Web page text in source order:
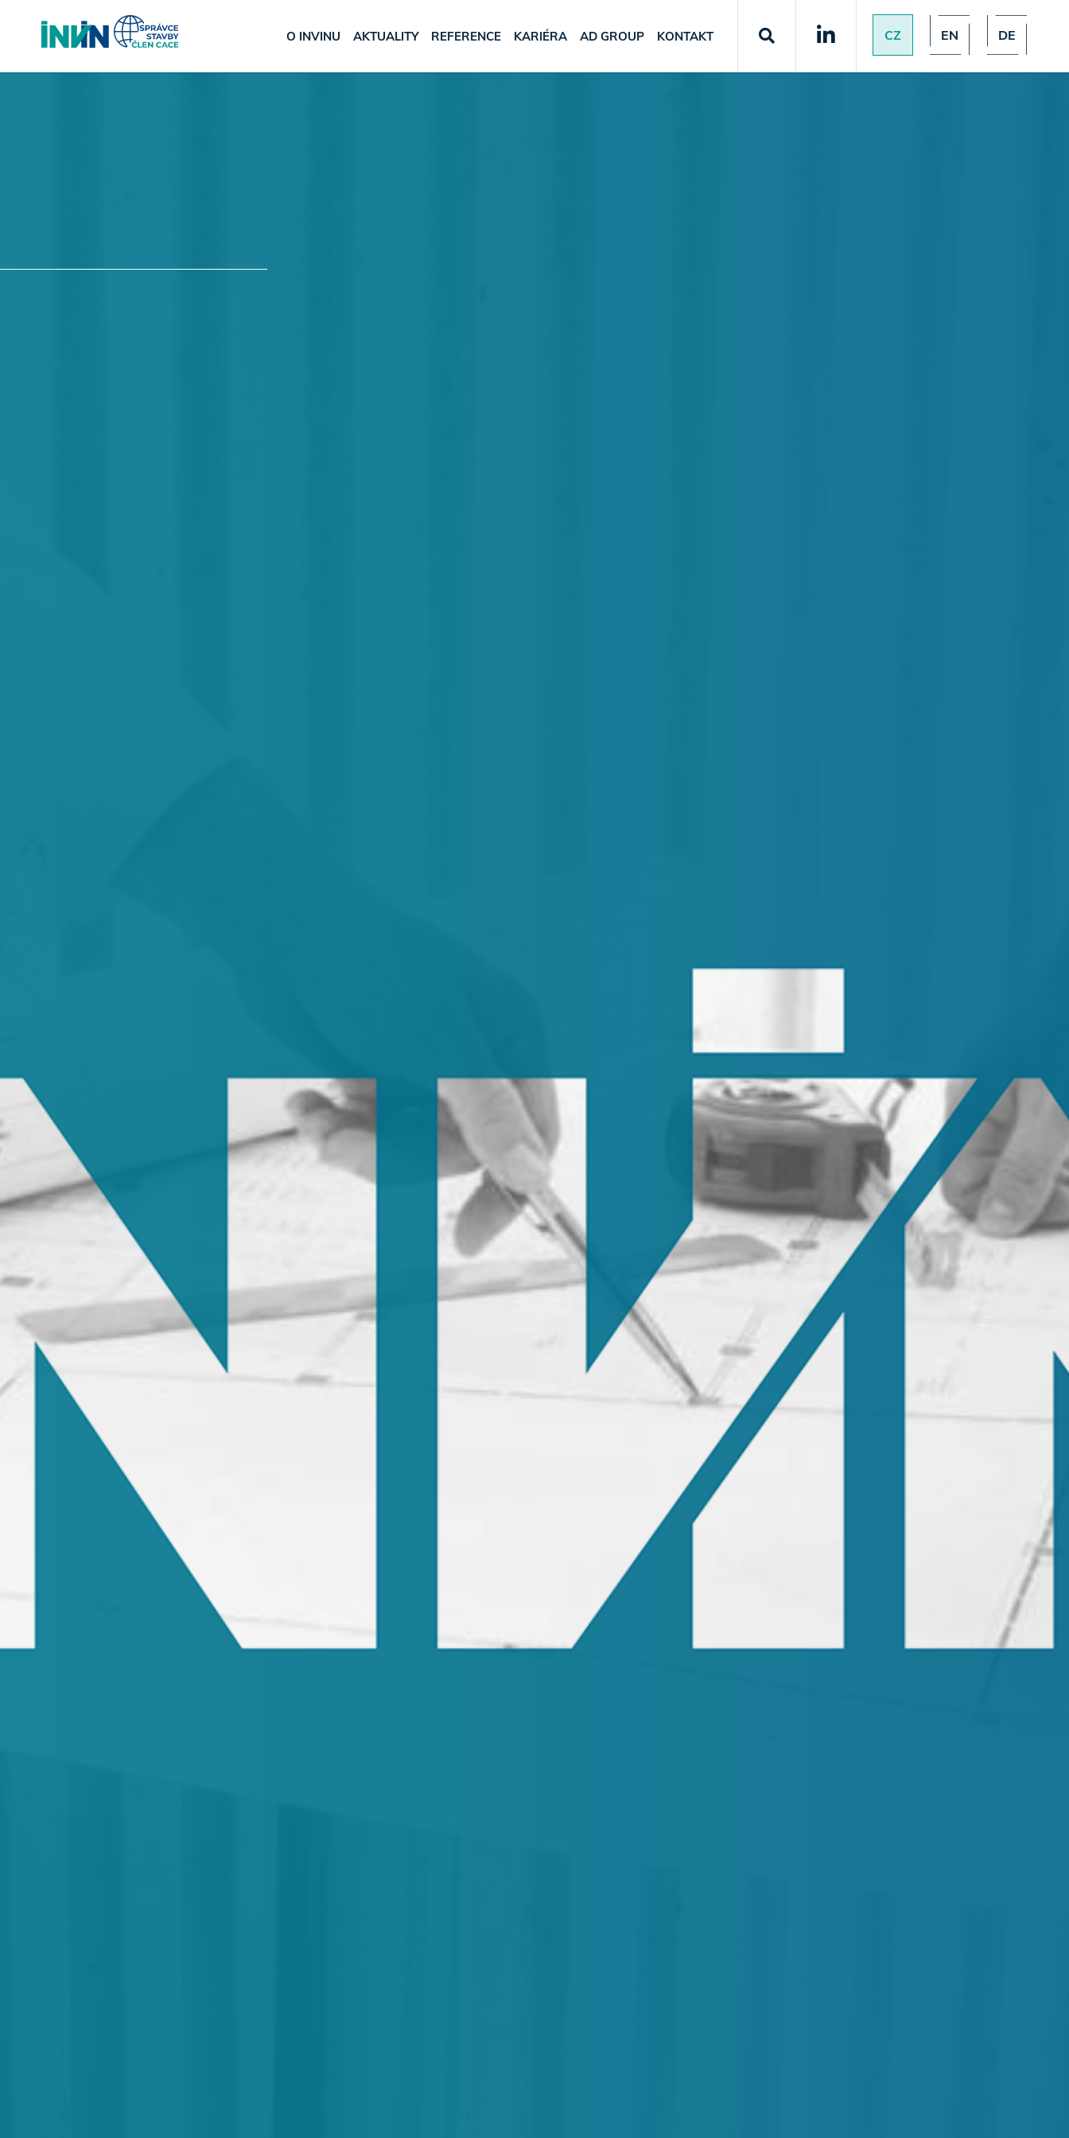
O INVINU AKTUALITY REFERENCE KARIÉRA AD GROUP KONTAKT CZ EN DE